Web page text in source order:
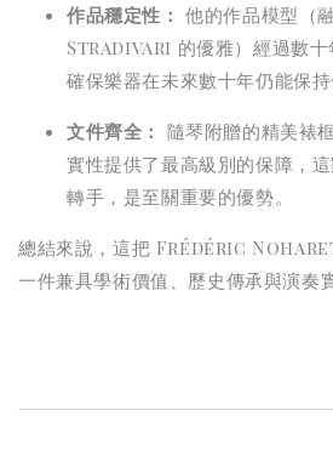
作品穩定性： 他的作品模型（
Stradivari 的優雅）經過數十
確保樂器在未來數十年仍能保持
文件齊全： 隨琴附贈的精美裱
實性提供了最高級別的保障，
轉手，是至關重要的優勢。
總結來說，這把 Frédéric Noharet
一件兼具學術價值、歷史傳承與演奏